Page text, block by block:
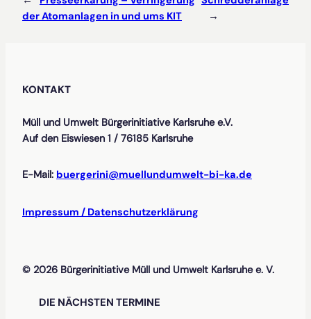
der Atomanlagen in und ums KIT
→
KONTAKT
Müll und Umwelt Bürgerinitiative Karlsruhe e.V.
Auf den Eiswiesen 1 / 76185 Karlsruhe
E-Mail: buergerini@muellundumwelt-bi-ka.de
Impressum / Datenschutzerklärung
© 2026 Bürgerinitiative Müll und Umwelt Karlsruhe e. V.
DIE NÄCHSTEN TERMINE